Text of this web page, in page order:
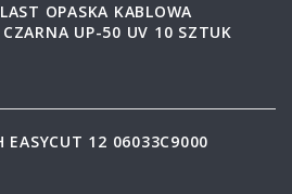
OPASKA KABLOWA
UP-50 UV 10 SZTUK
EASYCUT 12 06033C9000